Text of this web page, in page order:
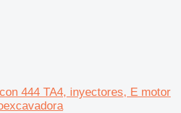
444 TA4, inyectores, E motor